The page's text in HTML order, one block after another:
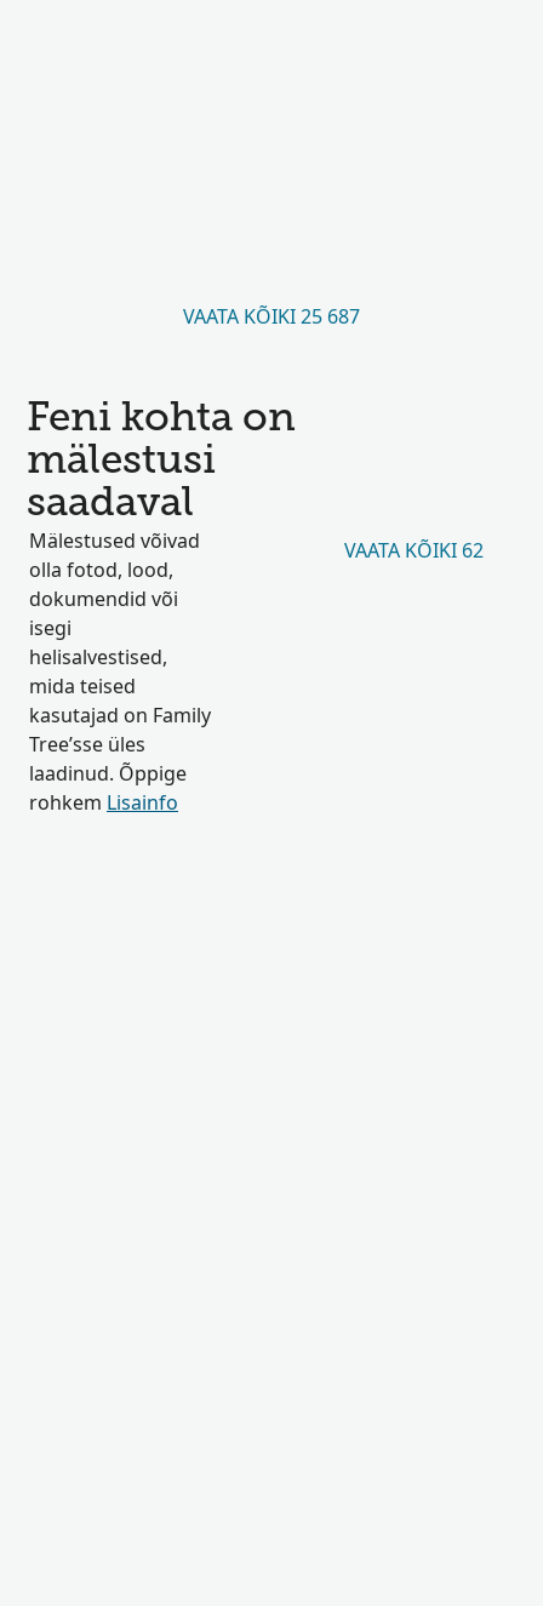
VAATA KÕIKI 25 687
Feni kohta on
mälestusi
saadaval
Mälestused võivad
olla fotod, lood,
dokumendid või
isegi
helisalvestised,
mida teised
kasutajad on Family
Tree’sse üles
laadinud. Õppige
rohkem Lisainfo
VAATA KÕIKI 62